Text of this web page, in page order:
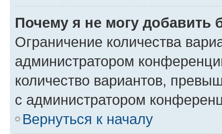
Почему я не могу добавить
Ограничение количества
администратором
количество вариантов,
с администратором
Вернуться к началу